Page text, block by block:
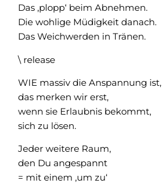
Das ‚plopp‘ beim Abnehmen.
Die wohlige Müdigkeit danach.
Das Weichwerden in Tränen.
\ release
WIE massiv die Anspannung ist,
das merken wir erst,
wenn sie Erlaubnis bekommt,
sich zu lösen.
Jeder weitere Raum,
den Du angespannt
= mit einem ‚um zu‘